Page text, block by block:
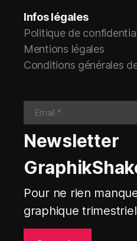
Infos légales
Politique de
Mentions légales
Conditions générales
Newsletter
Pour ne rien
graphique